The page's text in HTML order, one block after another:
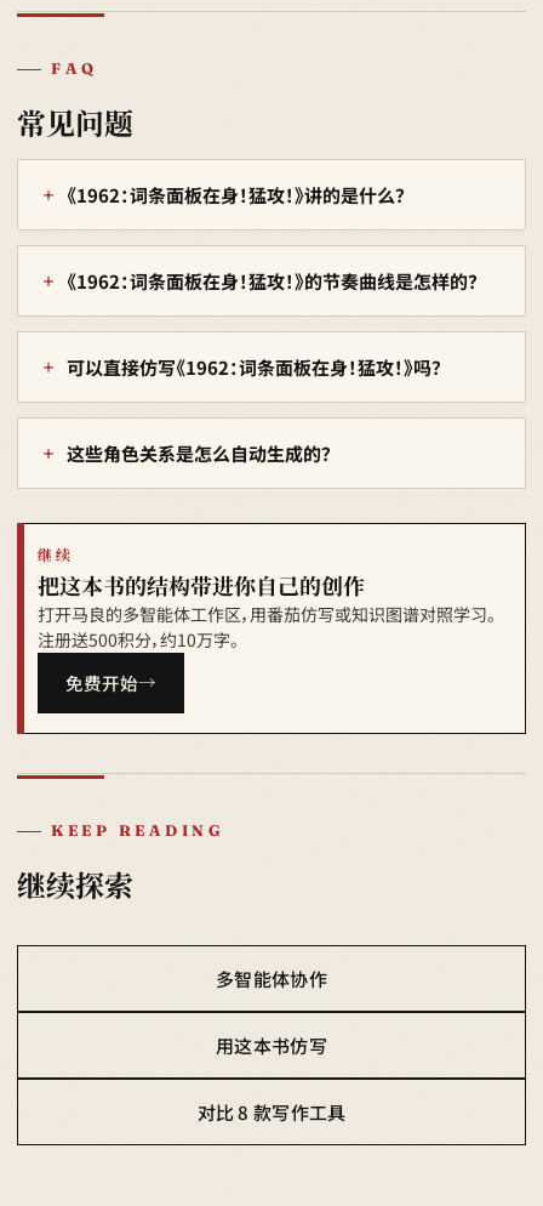
FAQ
常见问题
《1962：词条面板在身！猛攻！》讲的是什么？
《1962：词条面板在身！猛攻！》的节奏曲线是怎样的？
可以直接仿写《1962：词条面板在身！猛攻！》吗？
这些角色关系是怎么自动生成的？
继续
把这本书的结构带进你自己的创作
打开马良的多智能体工作区，用番茄仿写或知识图谱对照学习。
注册送500积分，约10万字。
免费开始
KEEP READING
继续探索
多智能体协作
用这本书仿写
对比 8 款写作工具